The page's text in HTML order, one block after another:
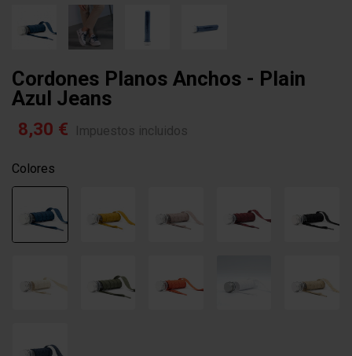
Cordones Planos Anchos - Plain
Azul Jeans
8,30 € Impuestos incluidos
Colores